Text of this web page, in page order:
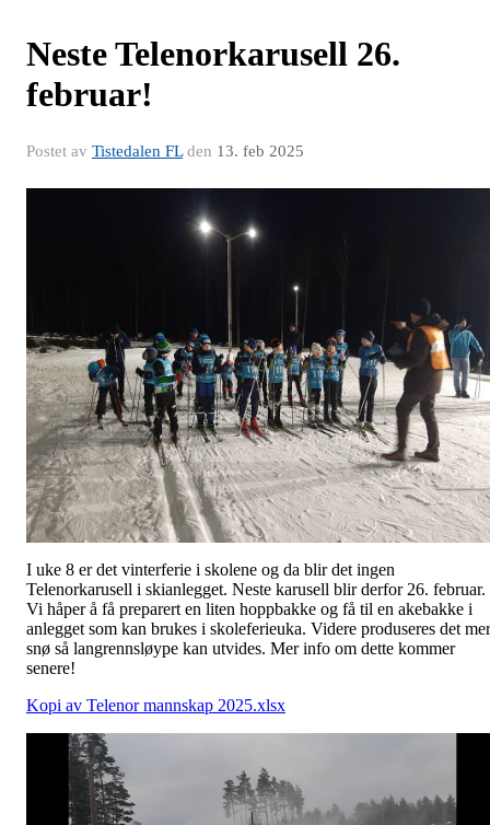
Neste Telenorkarusell 26.
februar!
Postet av Tistedalen FLden 13. feb 2025
I uke 8 er det vinterferie i skolene og da blir det ingen
Telenorkarusell i skianlegget. Neste karusell blir derfor 26. februar.
Vi håper å få preparert en liten hoppbakke og få til en akebakke i
anlegget som kan brukes i skoleferieuka. Videre produseres det mer
snø så langrennsløype kan utvides. Mer info om dette kommer
senere!
Kopi av Telenor mannskap 2025.xlsx